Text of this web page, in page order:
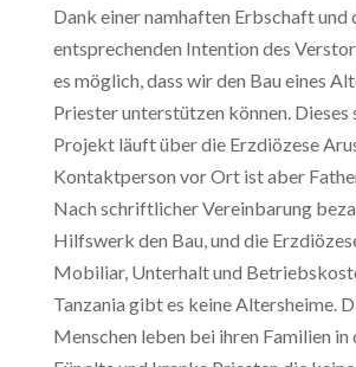
Dank einer namhaften Erbschaft und
entsprechenden Intention des
es möglich, dass wir den Bau eines
Priester unterstützen können. Dieses
Projekt läuft über die Erzdiözese
Kontaktperson vor Ort ist aber
Nach schriftlicher Vereinbarung
Hilfswerk den Bau, und die
Mobiliar, Unterhalt und
Tanzania gibt es keine Altersheime.
Menschen leben bei ihren Familien in